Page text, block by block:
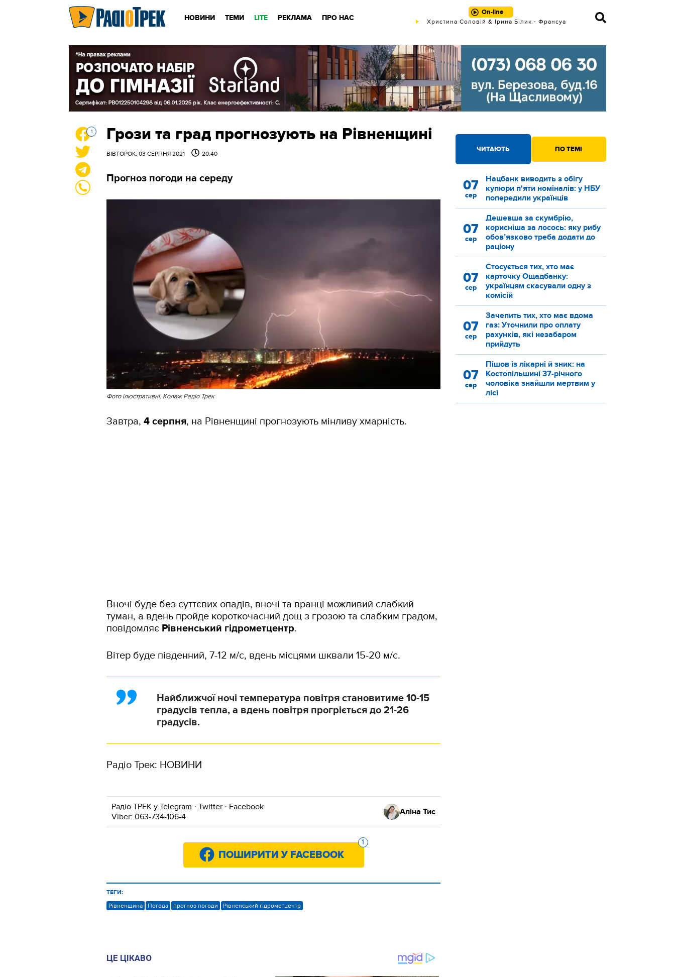
НОВИНИ ТЕМИ LITE РЕКЛАМА ПРО НАС
On-line
Христина Соловій & Ірина Білик - Франсуа
1 Грози та град прогнозують на Рівненщині
ВІВТОРОК, 03 СЕРПНЯ 2021 20:40
Прогноз погоди на середу
Фото ілюстративні. Колаж Радіо Трек
Завтра, 4 серпня, на Рівненщині прогнозують мінливу хмарність.
Вночі буде без суттєвих опадів, вночі та вранці можливий слабкий
туман, а вдень пройде короткочасний дощ з грозою та слабким градом,
повідомляє Рівненський гідрометцентр.
Вітер буде південний, 7-12 м/с, вдень місцями шквали 15-20 м/с.
Найближчої ночі температура повітря становитиме 10-15
градусів тепла, а вдень повітря прогріється до 21-26
градусів.
Радіо Трек: НОВИНИ
Радіо ТРЕК у Telegram · Twitter · Facebook.
Viber: 063-734-106-4
Аліна Тис
1
ПОШИРИТИ У FACEBOOK
ТЕГИ:
Рівненщина Погода прогноз погоди Рівненський гідрометцентр
ЧИТАЮТЬ ПО ТЕМІ
07
сер
Нацбанк виводить з обігу
купюри п'яти номіналів: у НБУ
попередили українців
07
сер
Дешевша за скумбрію,
корисніша за лосось: яку рибу
обов’язково треба додати до
раціону
07
сер
Стосується тих, хто має
карточку Ощадбанку:
українцям скасували одну з
комісій
07
сер
Зачепить тих, хто має вдома
газ: Уточнили про оплату
рахунків, які незабаром
прийдуть
07
сер
Пішов із лікарні й зник: на
Костопільшині 37-річного
чоловіка знайшли мертвим у
лісі
ЦЕ ЦІКАВО